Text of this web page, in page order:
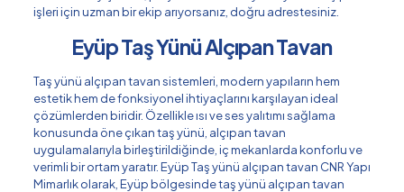
işleri için uzman bir ekip arıyorsanız, doğru adrestesiniz.
Eyüp Taş Yünü Alçıpan Tavan
Taş yünü alçıpan tavan sistemleri, modern yapıların hem
estetik hem de fonksiyonel ihtiyaçlarını karşılayan ideal
çözümlerden biridir. Özellikle ısı ve ses yalıtımı sağlama
konusunda öne çıkan taş yünü, alçıpan tavan
uygulamalarıyla birleştirildiğinde, iç mekanlarda konforlu ve
verimli bir ortam yaratır. Eyüp Taş yünü alçıpan tavan CNR Yapı
Mimarlık olarak, Eyüp bölgesinde taş yünü alçıpan tavan